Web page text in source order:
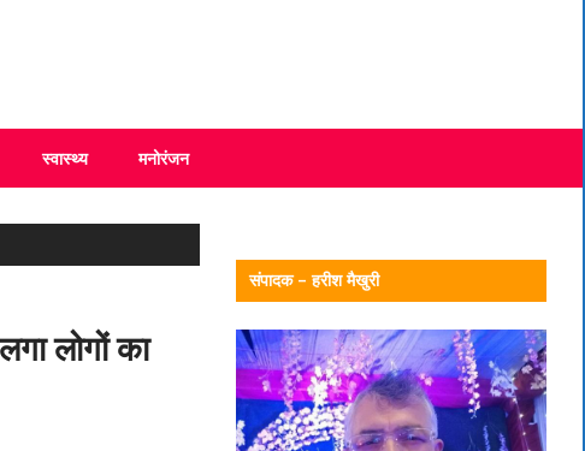
स्वास्थ्य मनोरंजन
लोगों का
संपादक – हरीश मैखुरी